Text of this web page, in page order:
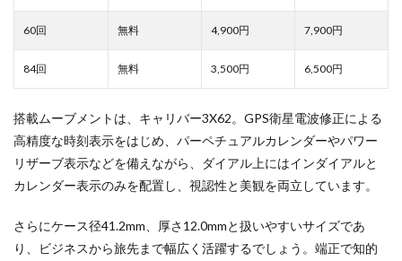
4,900 7,900
3,500 6,500
搭載ムーブメントは、キャリバー3X62。GPS衛星電波修正による
高精度な時刻表示をはじめ、パーペチュアルカレンダーやパワー
リザーブ表示などを備えながら、ダイアル上にはインダイアルと
カレンダー表示のみを配置し、視認性と美観を両立しています。
さらにケース径41.2mm、厚さ12.0mmと扱いやすいサイズであ
り、ビジネスから旅先まで幅広く活躍するでしょう。端正で知的